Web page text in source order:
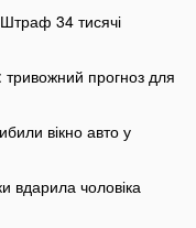
34 тисячі
прогноз для
вікно авто у
вдарила чоловіка